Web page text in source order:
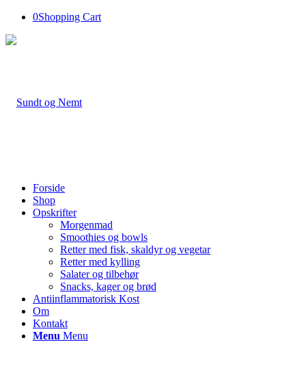
0Shopping Cart
Forside
Shop
Opskrifter
Morgenmad
Smoothies og bowls
Retter med fisk, skaldyr og vegetar
Retter med kylling
Salater og tilbehør
Snacks, kager og brød
Antiinflammatorisk Kost
Om
Kontakt
Menu Menu